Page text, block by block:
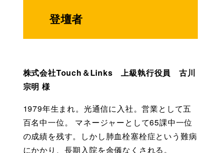
登壇者
株式会社Touch＆Links　上級執行役員　古川
宗明 様
1979年生まれ。光通信に入社。営業として五
百名中一位。 マネージャーとして65課中一位
の成績を残す。しかし肺血栓塞栓症という難病
にかかり、長期入院を余儀なくされる。